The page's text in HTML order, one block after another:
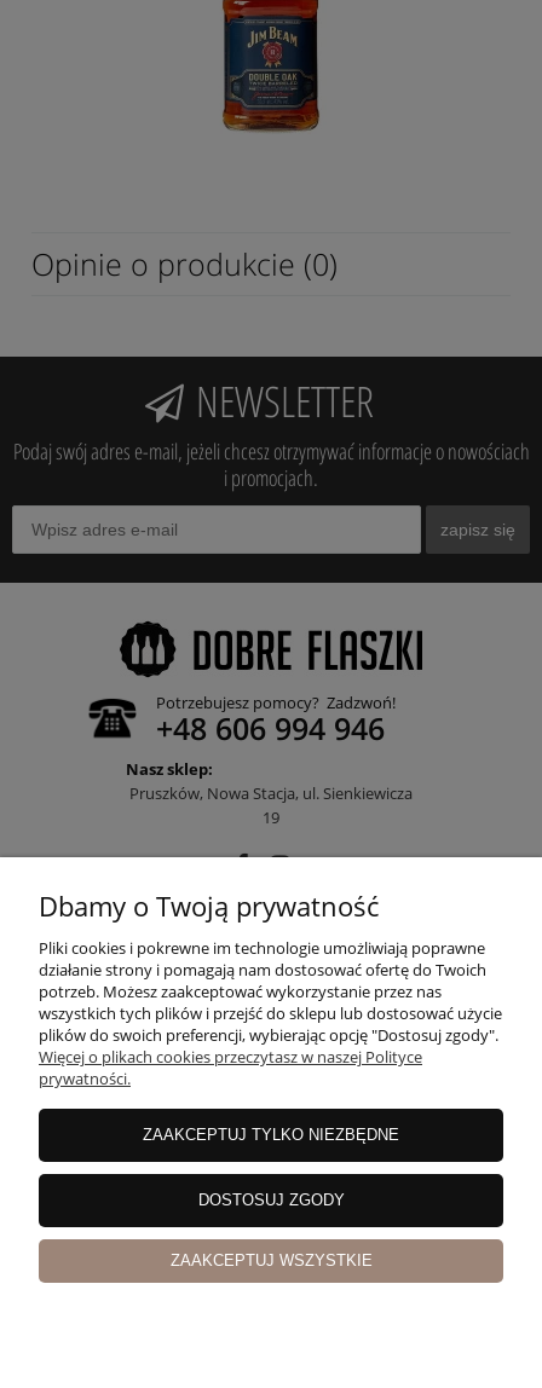
Opinie o produkcie (0)
NEWSLETTER
Podaj swój adres e-mail, jeżeli chcesz otrzymywać informacje o nowościach
i promocjach.
zapisz się
Potrzebujesz pomocy? Zadzwoń!
+48 606 994 946
Nasz sklep:
Pruszków, Nowa Stacja, ul. Sienkiewicza
19
POMOC
MOJE KONTO
PŁATNOŚCI I DOSTAWA
INFORMACJE
O NAS
Dbamy o Twoją prywatność
Pliki cookies i pokrewne im technologie umożliwiają poprawne
działanie strony i pomagają nam dostosować ofertę do Twoich
potrzeb. Możesz zaakceptować wykorzystanie przez nas
wszystkich tych plików i przejść do sklepu lub dostosować użycie
plików do swoich preferencji, wybierając opcję "Dostosuj zgody".
Więcej o plikach cookies przeczytasz w naszej Polityce
prywatności.
ZAAKCEPTUJ TYLKO NIEZBĘDNE
DOSTOSUJ ZGODY
ZAAKCEPTUJ WSZYSTKIE